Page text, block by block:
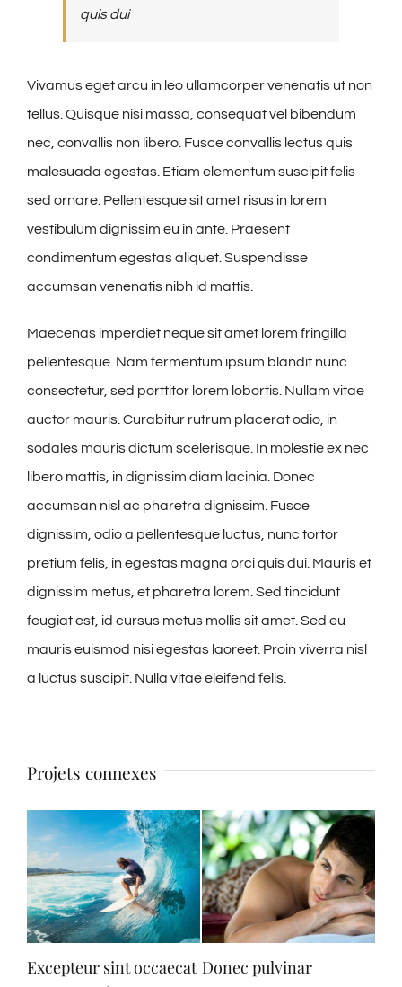
quis dui
Vivamus eget arcu in leo ullamcorper venenatis ut non
tellus. Quisque nisi massa, consequat vel bibendum
nec, convallis non libero. Fusce convallis lectus quis
malesuada egestas. Etiam elementum suscipit felis
sed ornare. Pellentesque sit amet risus in lorem
vestibulum dignissim eu in ante. Praesent
condimentum egestas aliquet. Suspendisse
accumsan venenatis nibh id mattis.
Maecenas imperdiet neque sit amet lorem fringilla
pellentesque. Nam fermentum ipsum blandit nunc
consectetur, sed porttitor lorem lobortis. Nullam vitae
auctor mauris. Curabitur rutrum placerat odio, in
sodales mauris dictum scelerisque. In molestie ex nec
libero mattis, in dignissim diam lacinia. Donec
accumsan nisl ac pharetra dignissim. Fusce
dignissim, odio a pellentesque luctus, nunc tortor
pretium felis, in egestas magna orci quis dui. Mauris et
dignissim metus, et pharetra lorem. Sed tincidunt
feugiat est, id cursus metus mollis sit amet. Sed eu
mauris euismod nisi egestas laoreet. Proin viverra nisl
a luctus suscipit. Nulla vitae eleifend felis.
Projets connexes
Excepteur sint occaecat Donec pulvinar